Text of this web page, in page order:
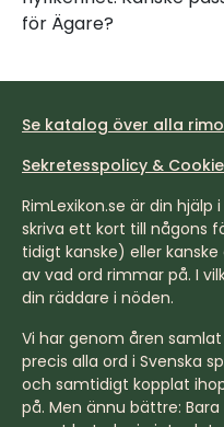
för Ägare?
Se katalog över alla
Sekretesspolicy &
RimLexikon.se är din
skriva ett kort till någons
tidigt kanske) eller
av vad ord rimmar på. I
din räddare i nöden.
Vi har genom åren
precis alla ord i Svenska
och samtidigt kopplat
på. Men ännu bättre: